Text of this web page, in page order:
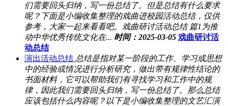
们需要回头归纳，写一份总结了。但是总结有什么要求
呢？下面是小编收集整理的戏曲进校园活动总结，仅供
参考，大家一起来看看吧。戏曲研讨活动总结 篇1为推
动中华优秀传统文化在... 时间：2025-03-05 戏曲研讨活
动总结
演出活动总结 总结是指对某一阶段的工作、学习或思想
中的经验或情况进行分析研究，做出带有规律性结论的
书面材料，它可以帮助我们有寻找学习和工作中的规
律，因此我们需要回头归纳，写一份总结了。那么总结
应该包括什么内容呢？以下是小编收集整理的文艺汇演